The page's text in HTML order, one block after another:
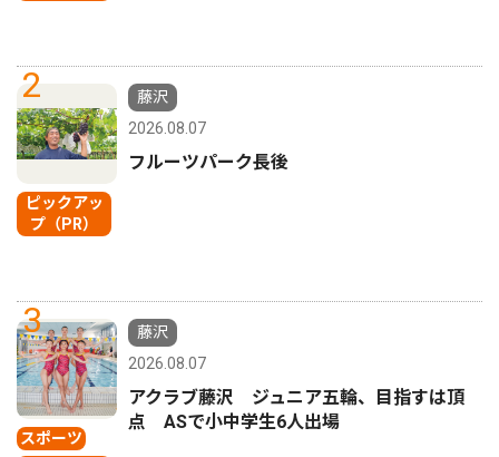
2
ピックアッ
プ（PR）
藤沢
2026.08.07
フルーツパーク長後
3
スポーツ
藤沢
2026.08.07
アクラブ藤沢 ジュニア五輪、目指すは頂
点 ASで小中学生6人出場